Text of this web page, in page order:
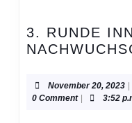
3. RUNDE
November 20, 2023 |
0 Comment | 3:52